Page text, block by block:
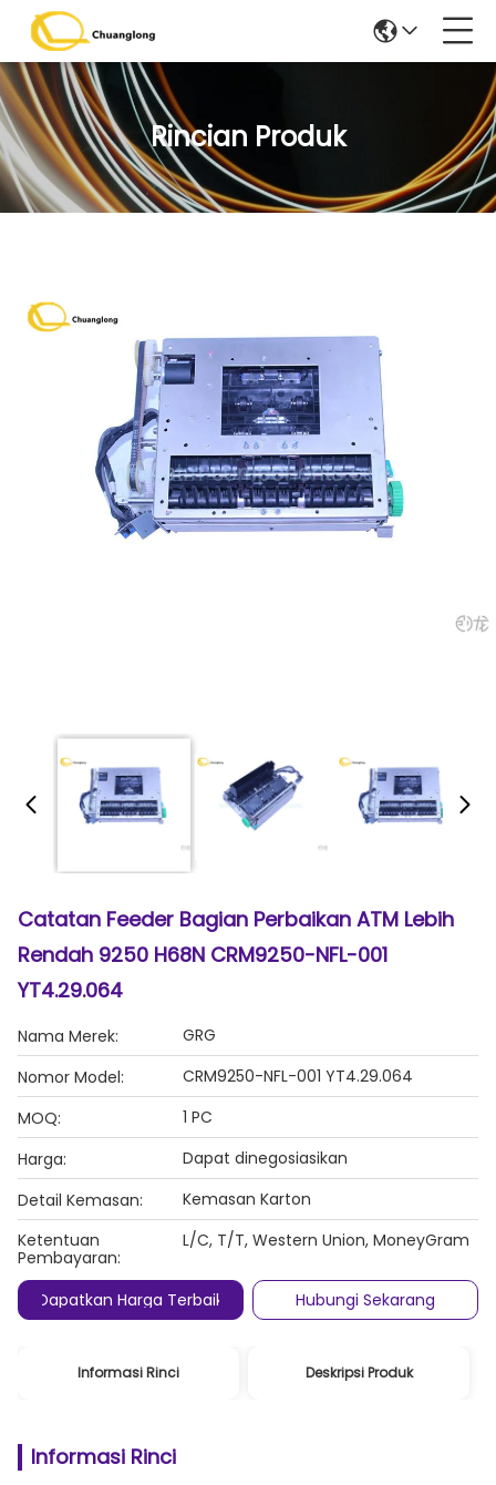
Rincian Produk
Catatan Feeder Bagian Perbaikan ATM Lebih
Rendah 9250 H68N CRM9250-NFL-001
YT4.29.064
Nama Merek:
GRG
Nomor Model:
CRM9250-NFL-001 YT4.29.064
MOQ:
1 PC
Harga:
Dapat dinegosiasikan
Detail Kemasan:
Kemasan Karton
Ketentuan
Pembayaran:
L/C, T/T, Western Union, MoneyGram
Dapatkan Harga Terbaik Hubungi Sekarang
Informasi Rinci Deskripsi Produk
Informasi Rinci